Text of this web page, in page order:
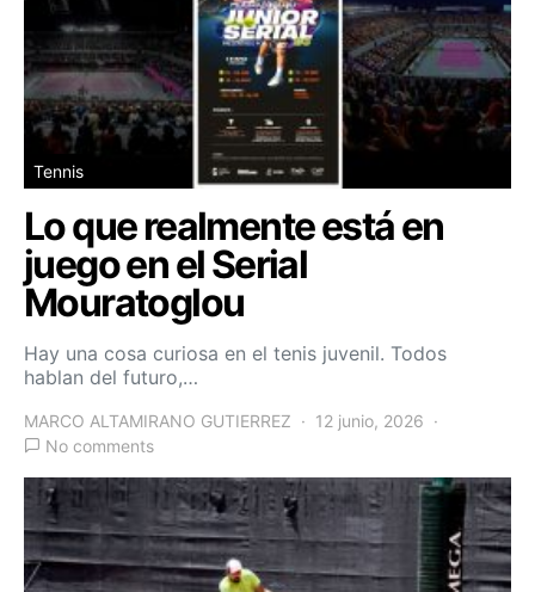
Tennis
Lo que realmente está en
juego en el Serial
Mouratoglou
Hay una cosa curiosa en el tenis juvenil. Todos
hablan del futuro,…
MARCO ALTAMIRANO GUTIERREZ
12 junio, 2026
No comments